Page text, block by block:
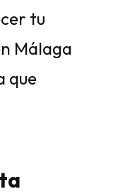
tu
Málaga
que